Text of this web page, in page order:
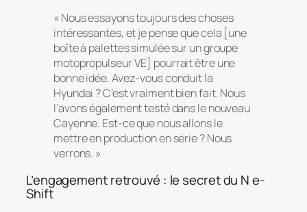
« Nous essayons toujours des choses
intéressantes, et je pense que cela [une
boîte à palettes simulée sur un groupe
motopropulseur VE] pourrait être une
bonne idée. Avez-vous conduit la
Hyundai ? C’est vraiment bien fait. Nous
l’avons également testé dans le nouveau
Cayenne. Est-ce que nous allons le
mettre en production en série ? Nous
verrons. »
L’engagement retrouvé : le secret du N e-
Shift